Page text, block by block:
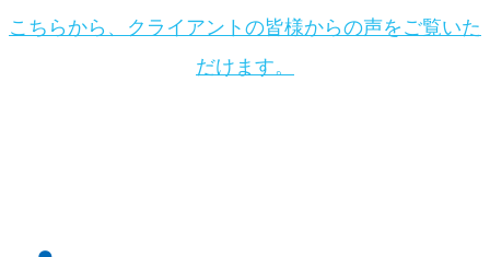
こちらから、クライアントの皆様からの声をご覧いた
だけます。